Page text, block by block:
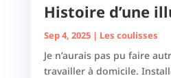
Histoire d’une
Sep 4, 2025| Les coulisses
Je n’aurais pas pu faire
travailler à domicile.